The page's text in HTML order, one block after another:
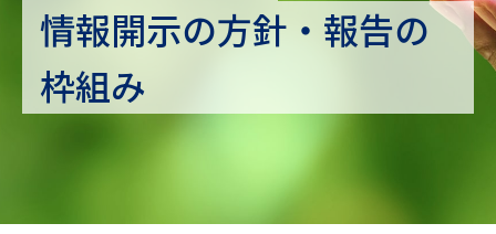
サステナビリティの方針・推進体制
情報開示の方針・報告の
枠組み